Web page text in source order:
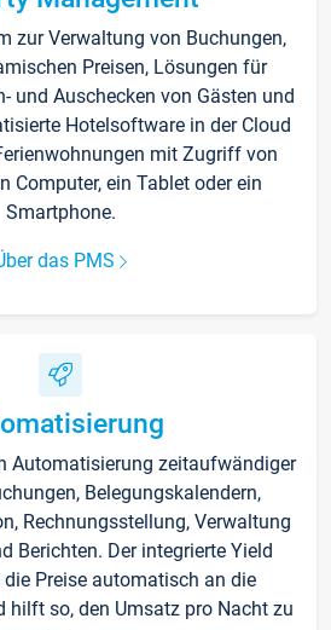
zur Verwaltung von Buchungen,
Preisen, Lösungen für
und Auschecken von Gästen und
Hotelsoftware in der Cloud
mit Zugriff von
Computer, ein Tablet oder ein
Smartphone.
das PMS
Automatisierung zeitaufwändiger
Belegungskalendern,
Rechnungsstellung, Verwaltung
Berichten. Der integrierte Yield
Preise automatisch an die
hilft so, den Umsatz pro Nacht zu